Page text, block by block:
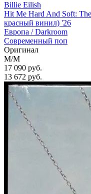
Billie Eilish
Hit Me Hard And Soft:
красный винил) '26
Европа /Darkroom
Современный поп
Оригинал
M/M
17 090 руб.
13 672 руб.